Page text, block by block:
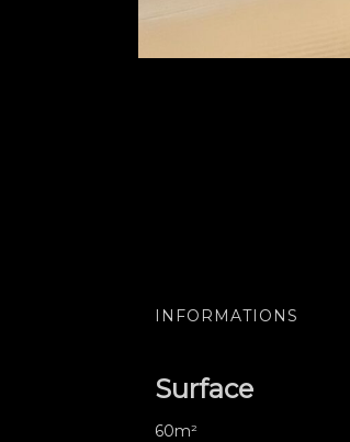
INFORMATIONS
Surface
60m²